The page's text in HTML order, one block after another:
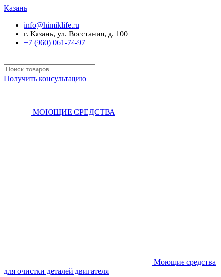
Казань
info@himiklife.ru
г. Казань, ул. Восстания, д. 100
+7 (960) 061-74-97
Получить консультацию
МОЮЩИЕ СРЕДСТВА
Моющие средства
для очистки деталей двигателя